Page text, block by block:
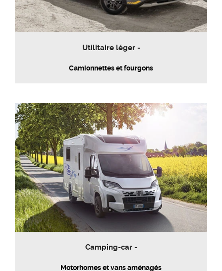
Utilitaire léger -
Camionnettes et fourgons
Camping-car -
Motorhomes et vans aménagés